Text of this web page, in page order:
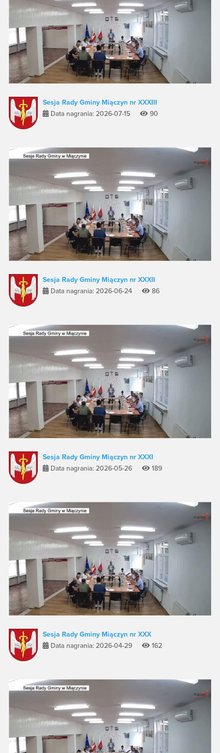
Sesja Rady Gminy Miączyn nr XXXIII
Data nagrania: 2026-07-15
90
Sesja Rady Gminy Miączyn nr XXXII
Data nagrania: 2026-06-24
86
Sesja Rady Gminy Miączyn nr XXXI
Data nagrania: 2026-05-26
189
Sesja Rady Gminy Miączyn nr XXX
Data nagrania: 2026-04-29
162